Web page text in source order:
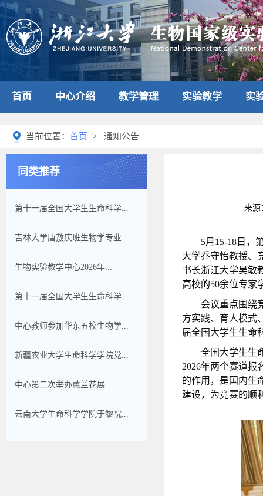
首页 中心介绍 教学管理 实验教学 实
当前位置： 首页 > 通知公告
同类推荐
第十一届全国大学生生命科学...
吉林大学唐敖庆班生物学专业...
生物实验教学中心2026年...
第十一届全国大学生生命科学...
中心教师参加华东五校生物学...
新疆农业大学生命科学学院党...
中心第二次举办蕙兰花展
云南大学生命科学学院于黎院...
来源
5月 15-18 日，
大学乔守怡教授、
书长浙江大学吴敏
高校的50余位专家
会议重点围绕
方实践、育人模式
届全国大学生生命
全国大学生生
2026年两个赛道报
的作用，是国内生
建设，为竞赛的顺